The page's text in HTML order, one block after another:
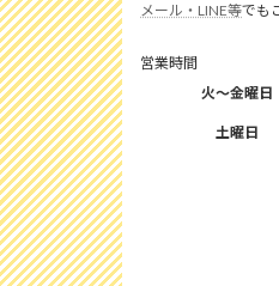
メール・LINE等でも
営業時間
火～金曜日
土曜日